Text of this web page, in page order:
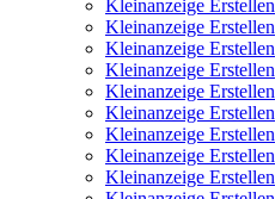
Kleinanzeige Erstellen
Kleinanzeige Erstellen
Kleinanzeige Erstellen
Kleinanzeige Erstellen
Kleinanzeige Erstellen
Kleinanzeige Erstellen
Kleinanzeige Erstellen
Kleinanzeige Erstellen
Kleinanzeige Erstellen